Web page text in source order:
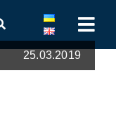
25.03.2019